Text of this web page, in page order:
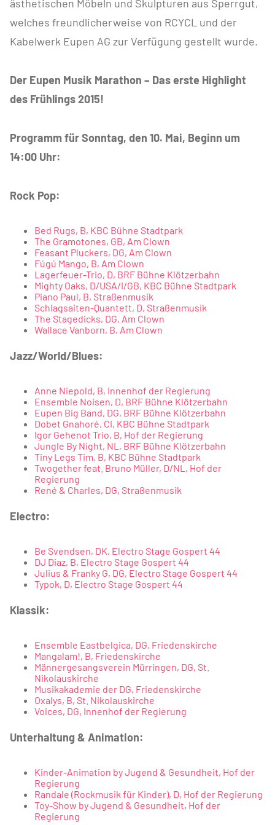
ästhetischen Möbeln und Skulpturen aus Sperrgut,
welches freundlicherweise von RCYCL und der
Kabelwerk Eupen AG zur Verfügung gestellt wurde.
Der Eupen Musik Marathon – Das erste Highlight
des Frühlings 2015!
Programm für Sonntag, den 10. Mai, Beginn um
14:00 Uhr:
Rock Pop:
Bed Rugs, B, KBC Bühne Stadtpark
The Gramotones, GB, Am Clown
Feasant Pluckers, DG, Am Clown
Fúgú Mango, B, Am Clown
Lagerfeuer-Trio, D, BRF Bühne Klötzerbahn
Mighty Oaks, D/USA/I/GB, KBC Bühne Stadtpark
Piano Paul, B, Straßenmusik
Schlagsaiten-Quantett, D, Straßenmusik
The Stagedicks, DG, Am Clown
Wallace Vanborn, B, Am Clown
Jazz/World/Blues:
Anne Niepold, B, Innenhof der Regierung
Ensemble Noisen, D, BRF Bühne Klötzerbahn
Eupen Big Band, DG, BRF Bühne Klötzerbahn
Dobet Gnahoré, CI, KBC Bühne Stadtpark
Igor Gehenot Trio, B, Hof der Regierung
Jungle By Night, NL, BRF Bühne Klötzerbahn
Tiny Legs Tim, B, KBC Bühne Stadtpark
Twogether feat. Bruno Müller, D/NL, Hof der
Regierung
René & Charles, DG, Straßenmusik
Electro:
Be Svendsen, DK, Electro Stage Gospert 44
DJ Diaz, B, Electro Stage Gospert 44
Julius & Franky G, DG, Electro Stage Gospert 44
Typok, D, Electro Stage Gospert 44
Klassik:
Ensemble Eastbelgica, DG, Friedenskirche
Mangalam!, B, Friedenskirche
Männergesangsverein Mürringen, DG, St.
Nikolauskirche
Musikakademie der DG, Friedenskirche
Oxalys, B, St. Nikolauskirche
Voices, DG, Innenhof der Regierung
Unterhaltung & Animation:
Kinder-Animation by Jugend & Gesundheit, Hof der
Regierung
Randale (Rockmusik für Kinder), D, Hof der Regierung
Toy-Show by Jugend & Gesundheit, Hof der
Regierung